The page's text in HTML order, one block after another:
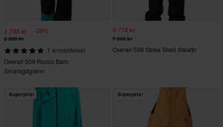
1 745 kr -30%
2 500 kr
1 anmeldelser
Overall 509 Rocco Barn
Smaragdgrønn
6 715 kr
7 300 kr
Overall 509 Stoke Shell Stealth
Superpris! Superpris!